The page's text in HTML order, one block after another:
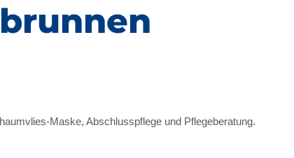
Maske, Abschlusspflege und Pflegeberatung.